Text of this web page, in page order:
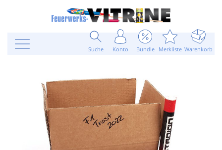
Suche Konto Bundle Merkliste Warenkorb